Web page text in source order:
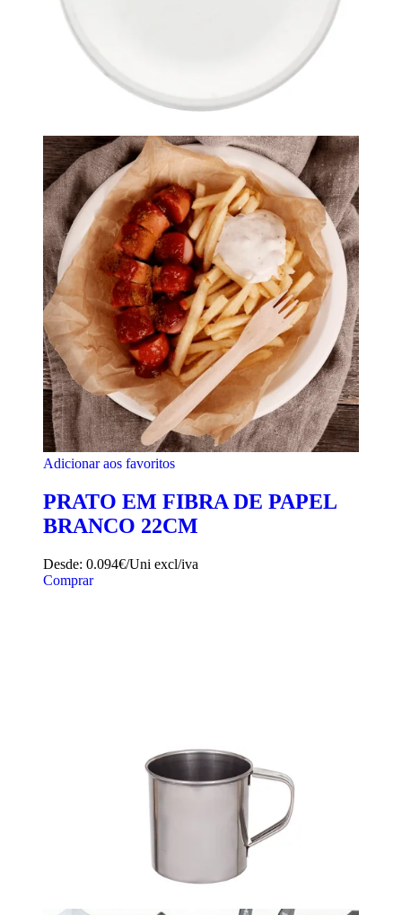
Adicionar aos favoritos
PRATO EM FIBRA DE PAPEL
BRANCO 22CM
Desde: 0.094€/Uni excl/iva
Comprar